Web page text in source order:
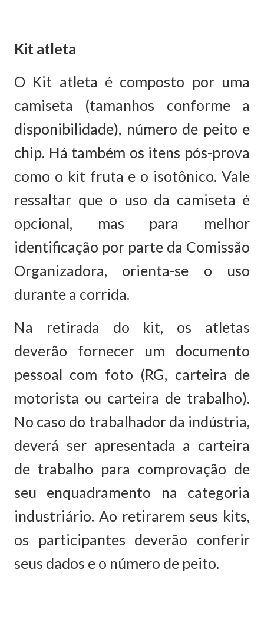
Kit atleta
O Kit atleta é composto por uma
camiseta (tamanhos conforme a
disponibilidade), número de peito e
chip. Há também os itens pós-prova
como o kit fruta e o isotônico. Vale
ressaltar que o uso da camiseta é
opcional, mas para melhor
identificação por parte da Comissão
Organizadora, orienta-se o uso
durante a corrida.
Na retirada do kit, os atletas
deverão fornecer um documento
pessoal com foto (RG, carteira de
motorista ou carteira de trabalho).
No caso do trabalhador da indústria,
deverá ser apresentada a carteira
de trabalho para comprovação de
seu enquadramento na categoria
industriário. Ao retirarem seus kits,
os participantes deverão conferir
seus dados e o número de peito.